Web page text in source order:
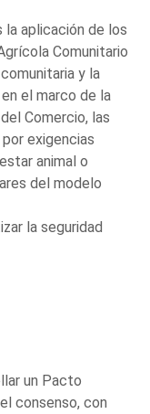
la aplicación de los
Comunitario
y la
el marco de la
Comercio, las
exigencias
animal o
del modelo
la seguridad
un Pacto
consenso, con